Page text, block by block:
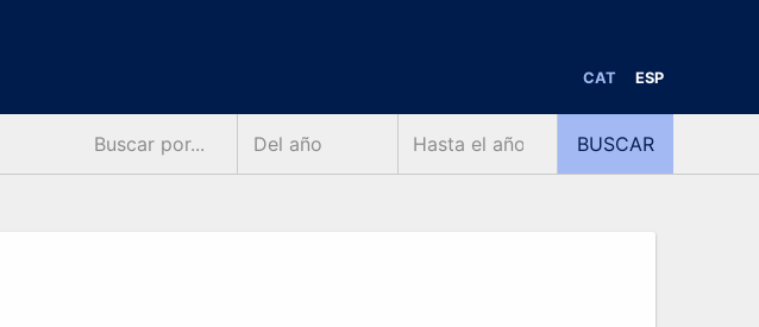
CAT ESP